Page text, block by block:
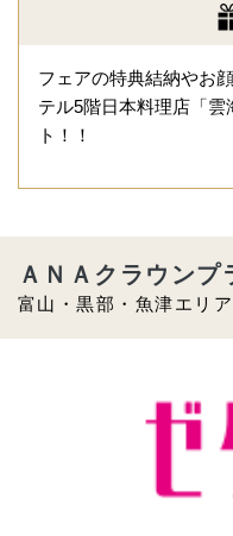
フェアの特典結納やお
テル5階日本料理店「
ト！！
富山・黒部・魚津エリ
ＡＮＡクラウンプ